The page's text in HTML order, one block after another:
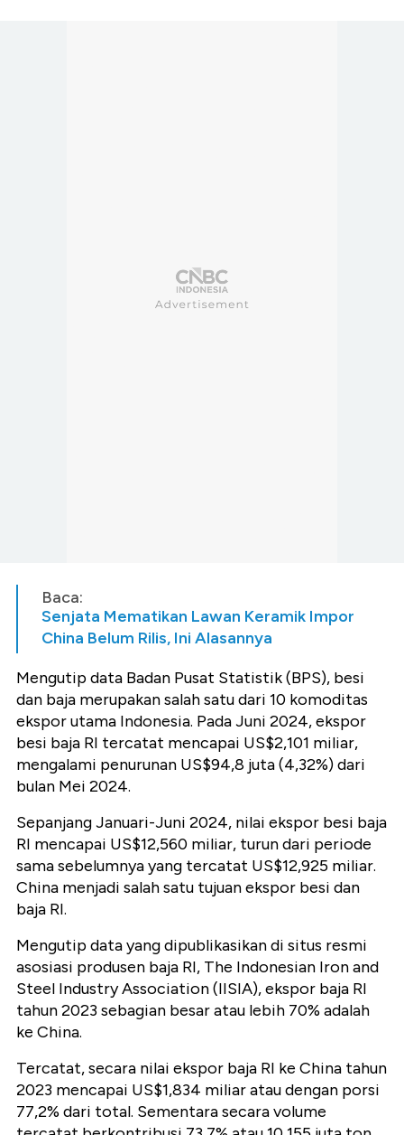
Baca:
Senjata Mematikan Lawan Keramik Impor
China Belum Rilis, Ini Alasannya
Mengutip data Badan Pusat Statistik (BPS), besi
dan baja merupakan salah satu dari 10 komoditas
ekspor utama Indonesia. Pada Juni 2024, ekspor
besi baja RI tercatat mencapai US$2,101 miliar,
mengalami penurunan US$94,8 juta (4,32%) dari
bulan Mei 2024.
Sepanjang Januari-Juni 2024, nilai ekspor besi baja
RI mencapai US$12,560 miliar, turun dari periode
sama sebelumnya yang tercatat US$12,925 miliar.
China menjadi salah satu tujuan ekspor besi dan
baja RI.
Mengutip data yang dipublikasikan di situs resmi
asosiasi produsen baja RI, The Indonesian Iron and
Steel Industry Association (IISIA), ekspor baja RI
tahun 2023 sebagian besar atau lebih 70% adalah
ke China.
Tercatat, secara nilai ekspor baja RI ke China tahun
2023 mencapai US$1,834 miliar atau dengan porsi
77,2% dari total. Sementara secara volume